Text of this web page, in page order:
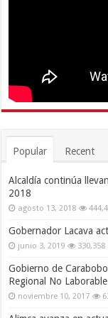
Popular Recent
Alcaldía continúa
2018
agosto 13, 2018
Gobernador Lacava
junio 3, 2019 330,358
Gobierno de
Regional No Laborable
noviembre 10, 2017